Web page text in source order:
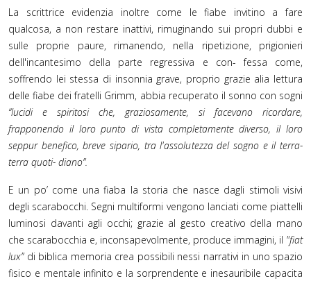
La scrittrice evidenzia inoltre come le fiabe invitino a fare
qualcosa, a non restare inattivi, rimuginando sui propri dubbi e
sulle proprie paure, rimanendo, nella ripetizione, prigionieri
dell'incantesimo della parte regressiva e con- fessa come,
soffrendo lei stessa di insonnia grave, proprio grazie alia lettura
delle fiabe dei fratelli Grimm, abbia recuperato il sonno con sogni
“lucidi e spiritosi che, graziosamente, si facevano ricordare,
frapponendo il loro punto di vista completamente diverso, il loro
seppur benefico, breve sipario, tra l'assolutezza del sogno e il terra-
terra quoti- diano”.
E un po’ come una fiaba la storia che nasce dagli stimoli visivi
degli scarabocchi. Segni multiformi vengono lanciati come piattelli
luminosi davanti agli occhi; grazie al gesto creativo della mano
che scarabocchia e, inconsapevolmente, produce immagini, il "fiat
lux” di biblica memoria crea possibili nessi narrativi in uno spazio
fisico e mentale infinito e la sorprendente e inesauribile capacita